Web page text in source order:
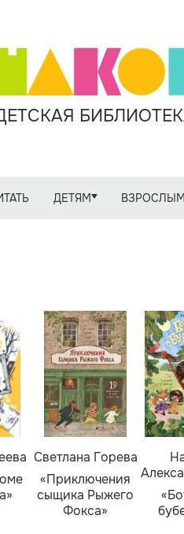
ДЕТЯМ
Светлана Горева
«Приключения
сыщика Рыжего
Фокса»